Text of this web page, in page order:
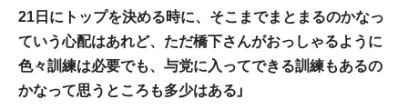
21日にトップを決める時に、そこまでまとまるのかなっ
ていう心配はあれど、ただ橋下さんがおっしゃるように
色々訓練は必要でも、与党に入ってできる訓練もあるの
かなって思うところも多少はある」